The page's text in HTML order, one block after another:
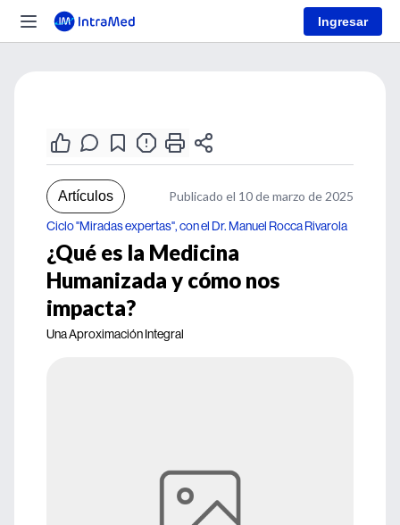
Ingresar
Artículos Publicado el 10 de marzo de 2025
Ciclo "Miradas expertas", con el Dr. Manuel Rocca Rivarola
¿Qué es la Medicina
Humanizada y cómo nos
impacta?
Una Aproximación Integral